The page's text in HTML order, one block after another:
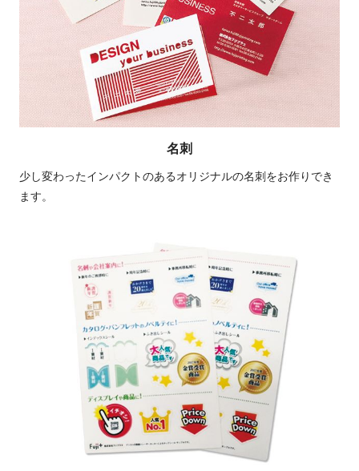
名刺
少し変わったインパクトのあるオリジナルの名刺をお作りでき
ます。